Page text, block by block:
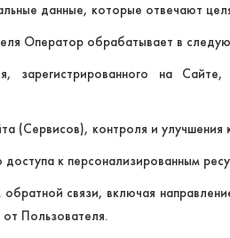
данные, которые отвечают
Оператор обрабатывает в
зарегистрированного на
(Сервисов), контроля и улучшения
к персонализированным
связи, включая
Пользователя.